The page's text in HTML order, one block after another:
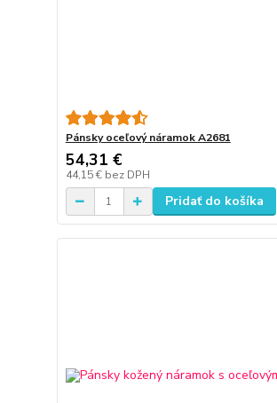
Pánsky oceľový náramok A2681
54,31 €
44,15 € bez DPH
Pridať do košíka